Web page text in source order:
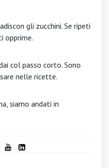
gli zucchini. Se ripeti
opprime.
col passo corto. Sono
nelle ricette.
siamo andati in